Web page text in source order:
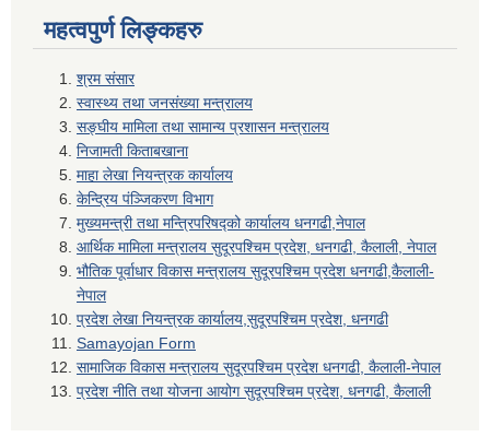
महत्वपुर्ण लिङ्कहरु
श्रम संसार
स्वास्थ्य तथा जनसंख्या मन्त्रालय
सङ्घीय मामिला तथा सामान्य प्रशासन मन्त्रालय
निजामती किताबखाना
माहा लेखा नियन्त्रक कार्यालय
केन्द्रिय पंञ्जिकरण विभाग
मुख्यमन्त्री तथा मन्त्रिपरिषद्को कार्यालय धनगढी,नेपाल
आर्थिक मामिला मन्त्रालय सुदूरपश्चिम प्रदेश, धनगढी, कैलाली, नेपाल
भौतिक पूर्वाधार विकास मन्त्रालय सुदूरपश्चिम प्रदेश धनगढी,कैलाली-
नेपाल
प्रदेश लेखा नियन्त्रक कार्यालय,सुदूरपश्चिम प्रदेश, धनगढी
Samayojan Form
सामाजिक विकास मन्त्रालय सुदूरपश्चिम प्रदेश धनगढी, कैलाली-नेपाल
प्रदेश नीति तथा योजना आयोग सुदूरपश्चिम प्रदेश, धनगढी, कैलाली